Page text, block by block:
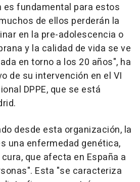
es fundamental para estos
de ellos perderán la
en la pre-adolescencia o
y la calidad de vida se ve
en torno a los 20 años", ha
de su intervención en el VI
DPPE, que se está
desde esta organización, la
una enfermedad genética,
que afecta en España a
Esta "se caracteriza